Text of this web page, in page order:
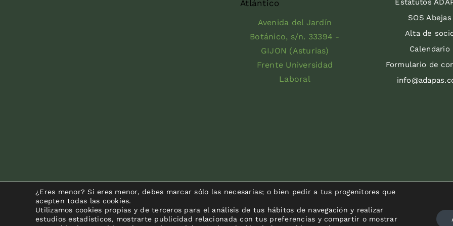
Avenida del Jardín
Botánico, s/n. 33394 -
GIJON (Asturias)
Frente Universidad
Laboral
Estatutos
SOS Abejas
Alta de
Calendario
Formulario de
¿Eres menor? Si eres menor, debes marcar sólo las necesarias; o bien pedir a tus progenitores que
acepten todas las cookies.
Utilizamos cookies propias y de terceros para el análisis de tus hábitos de navegación y realizar
estudios estadísticos, mostrarte publicidad relacionada con tus preferencias y compartir o mostrar